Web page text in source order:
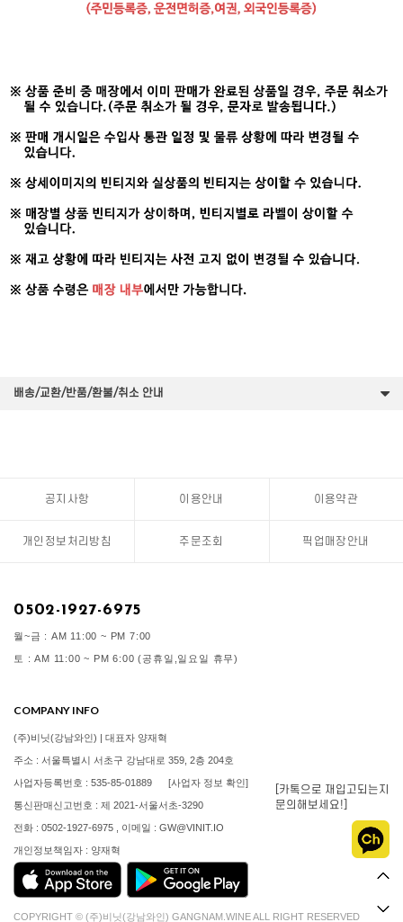
배송/교환/반품/환불/취소 안내
공지사항 이용안내 이용약관
개인정보처리방침 주문조회 픽업매장안내
0502-1927-6975
월~금 : AM 11:00 ~ PM 7:00
토 : AM 11:00 ~ PM 6:00 (공휴일,일요일 휴무)
COMPANY INFO
(주)비닛(강남와인) | 대표자 양재혁
주소 : 서울특별시 서초구 강남대로 359, 2층 204호
사업자등록번호 : 535-85-01889 [사업자 정보 확인]
통신판매신고번호 : 제 2021-서울서초-3290
전화 : 0502-1927-6975 , 이메일 : GW@VINIT.IO
개인정보책임자 : 양재혁
COPYRIGHT © (주)비닛(강남와인) GANGNAM.WINE ALL RIGHT RESERVED
[카톡으로 재입고되는지
문의해보세요!]